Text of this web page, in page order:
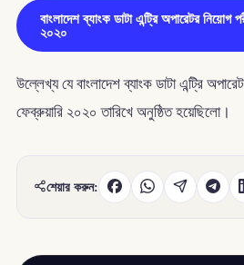
বাংলাদেশ ব্যাংক ডাটা এন্ট্রি অপারেটর নিয়োগ
২০২০
উল্লেখ্য যে বাংলাদেশ ব্যাংক ডাটা এন্ট্রি
ফেব্রুয়ারি ২০২০ তারিখে অনুষ্ঠিত হয়েছিলো।
শেয়ার করুন: